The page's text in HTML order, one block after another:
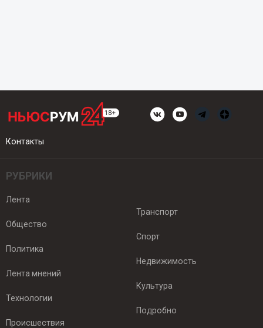
Контакты
РУБРИКИ
Лента
Общество
Политика
Лента мнений
Технологии
Происшествия
Транспорт
Спорт
Недвижимость
Культура
Подробно